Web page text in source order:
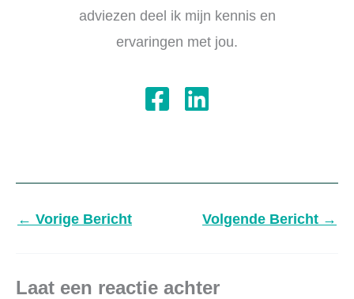
adviezen deel ik mijn kennis en
ervaringen met jou.
← Vorige Bericht Volgende Bericht →
Laat een reactie achter